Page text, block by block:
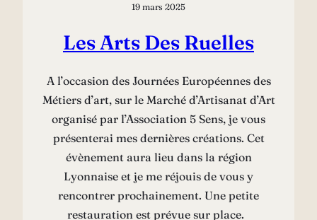
19 mars 2025
Les Arts Des Ruelles
A l’occasion des Journées Européennes des
Métiers d’art, sur le Marché d’Artisanat d’Art
organisé par l’Association 5 Sens, je vous
présenterai mes dernières créations. Cet
évènement aura lieu dans la région
Lyonnaise et je me réjouis de vous y
rencontrer prochainement. Une petite
restauration est prévue sur place.